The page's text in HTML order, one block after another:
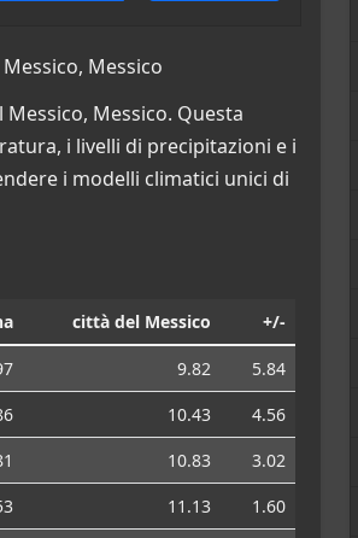
Messico
Messico. Questa
i livelli di precipitazioni e i
i modelli climatici unici di
città del Messico +/-
9.82
5.84
10.43
4.56
10.83
3.02
11.13
1.60